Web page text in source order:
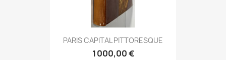
PARIS CAPITAL PITTORESQUE
1 000,00 €